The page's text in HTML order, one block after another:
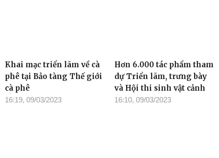
Khai mạc triển lãm về cà
phê tại Bảo tàng Thế giới
cà phê
16:19, 09/03/2023
Hơn 6.000 tác phẩm tham
dự Triển lãm, trưng bày
và Hội thi sinh vật cảnh
16:10, 09/03/2023